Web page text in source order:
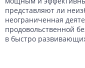
представляют ли
неограниченная
продовольственной
в быстро